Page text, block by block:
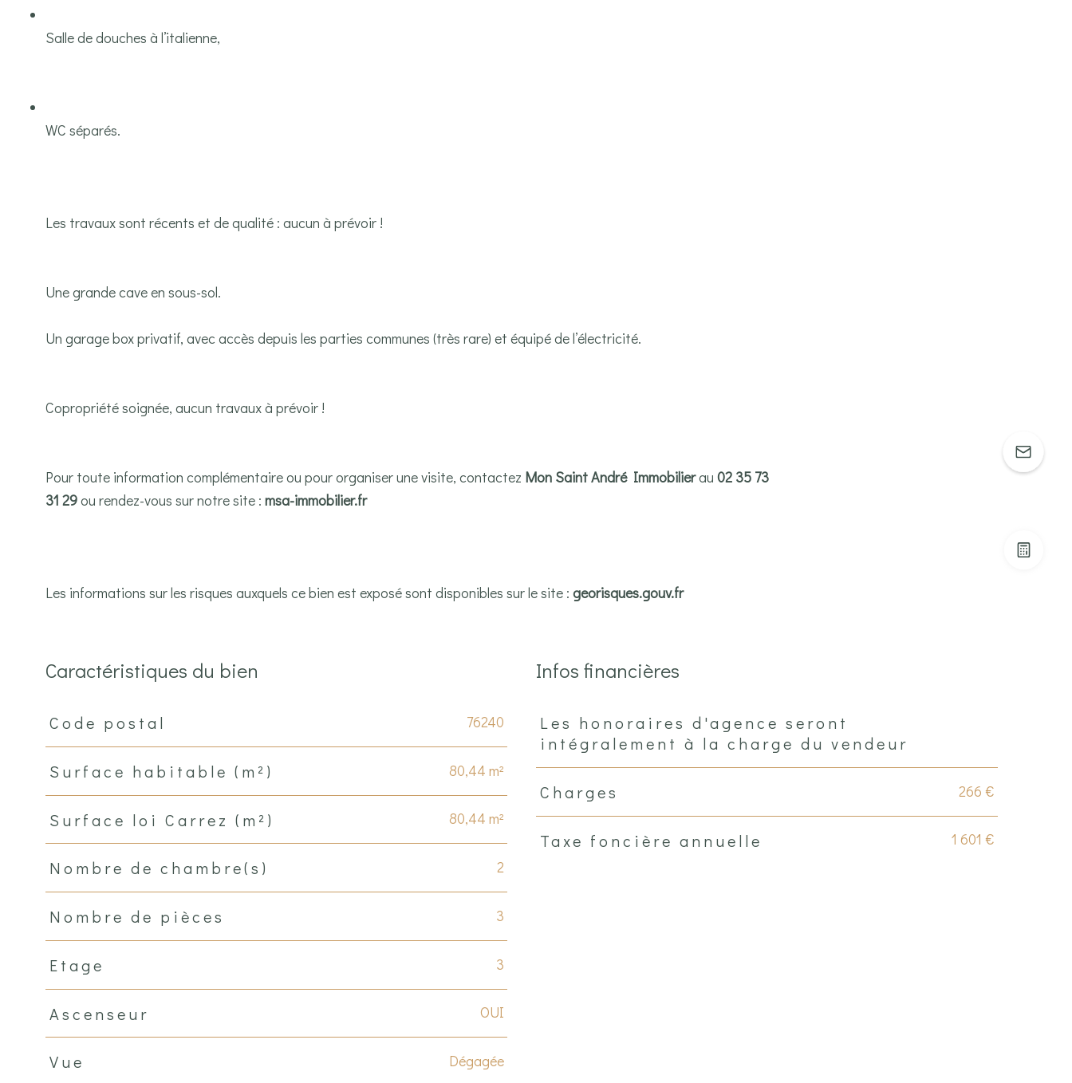
Salle de douches à l’italienne,
WC séparés.
Les travaux sont récents et de qualité : aucun à prévoir !
Une grande cave en sous-sol.
Un garage box privatif, avec accès depuis les parties communes (très rare) et équipé de l’électricité.
Copropriété soignée, aucun travaux à prévoir !
Pour toute information complémentaire ou pour organiser une visite, contactez Mon Saint André Immobilierau 02 35 73
31 29ou rendez-vous sur notre site : msa-immobilier.fr
Les informations sur les risques auxquels ce bien est exposé sont disponibles sur le site : georisques.gouv.fr
Caractéristiques du bien
Caractéristiques Valeurs
Code postal 76240
Surface habitable (m²) 80,44 m²
Surface loi Carrez (m²) 80,44 m²
Nombre de chambre(s) 2
Nombre de pièces 3
Etage 3
Ascenseur OUI
Vue Dégagée
Infos financières
Caractéristiques Valeurs
Les honoraires d'agence seront
intégralement à la charge du vendeur
Charges 266 €
Taxe foncière annuelle 1 601 €